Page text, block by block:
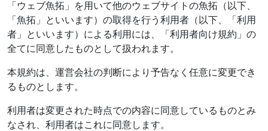
「ウェブ魚拓」を用いて他のウェブサイトの魚拓（以下、
「魚拓」といいます）の取得を行う利用者（以下、「利用
者」といいます）による利用には、「利用者向け規約」の
全てに同意したものとして扱われます。
本規約は、運営会社の判断により予告なく任意に変更でき
るものとします。
利用者は変更された時点での内容に同意しているものとみ
なされ、利用者はこれに同意します。